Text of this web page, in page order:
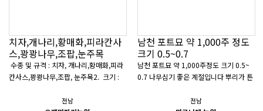
치자,개나리,황매화,피라칸사
스,꽝꽝나무,조팝,눈주목
수종 및 규격 : 치자, 개나리,황매화,피라
칸사스,꽝꽝나무,조팝, 눈주목2. 크기 :
전남
남천 포트묘 약 1,000주 정도
크기 0.5~0.7
남천 포트묘 약 1,000주정도 크기 0.5~
0.7 나무심기 좋은 계절입니다 뿌리가 튼
전화나 문자로 연락 주시면 성실히 답..
전남